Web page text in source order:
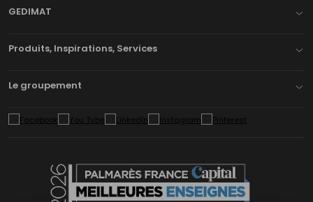
GEDIMAT
Produits, Inspirations, Services
Le groupement